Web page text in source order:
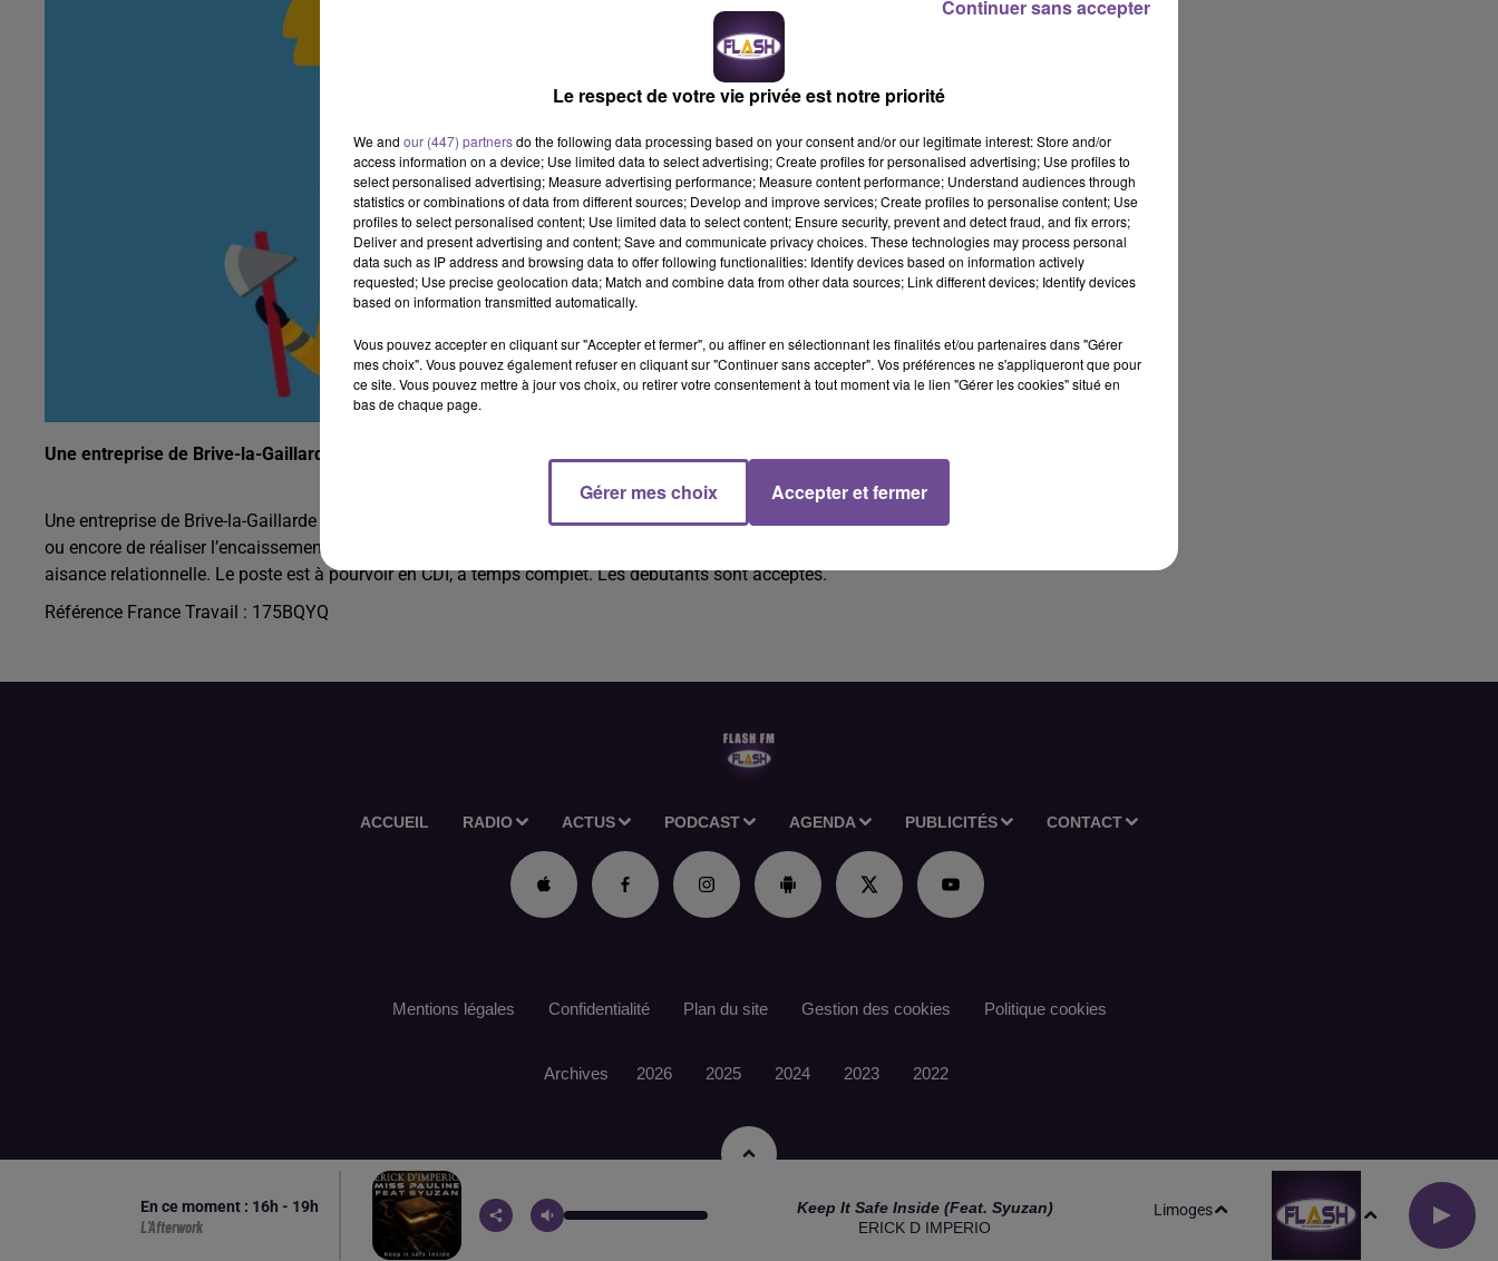
Une entreprise de Brive-la-Gaillarde recherche un Conseiller de vente (H/F).
Une entreprise de Brive-la-Gaillarde recherche un Conseiller de vente (H/F). Vous aurez pour mission de conseiller les clients,
ou encore de réaliser l’encaissement. Vous devrez impérativement avoir un sens inné du service, ou encore avec une bonne
aisance relationnelle. Le poste est à pourvoir en CDI, à temps complet. Les débutants sont acceptés.
Référence France Travail : 175BQYQ
ACCUEIL RADIO ACTUS PODCAST AGENDA PUBLICITÉS CONTACT
En ce moment : 16h - 19h
L'Afterwork
Keep It Safe Inside (feat. Syuzan)
ERICK D IMPERIO
Limoges
Mentions légales Confidentialité Plan du site Gestion des cookies Politique cookies
Archives 2026 2025 2024 2023 2022
Le respect de votre vie privée est notre priorité
We and our (447) partnersdo the following data processing based on your consent and/or our legitimate interest: Store and/or
access information on a device; Use limited data to select advertising; Create profiles for personalised advertising; Use profiles to
select personalised advertising; Measure advertising performance; Measure content performance; Understand audiences through
statistics or combinations of data from different sources; Develop and improve services; Create profiles to personalise content; Use
profiles to select personalised content; Use limited data to select content; Ensure security, prevent and detect fraud, and fix errors;
Deliver and present advertising and content; Save and communicate privacy choices. These technologies may process personal
data such as IP address and browsing data to offer following functionalities: Identify devices based on information actively
requested; Use precise geolocation data; Match and combine data from other data sources; Link different devices; Identify devices
based on information transmitted automatically.
Vous pouvez accepter en cliquant sur "Accepter et fermer", ou affiner en sélectionnant les finalités et/ou partenaires dans "Gérer
mes choix". Vous pouvez également refuser en cliquant sur "Continuer sans accepter". Vos préférences ne s'appliqueront que pour
ce site. Vous pouvez mettre à jour vos choix, ou retirer votre consentement à tout moment via le lien "Gérer les cookies" situé en
bas de chaque page.
Gérer mes choix Accepter et fermer
Continuer sans accepter